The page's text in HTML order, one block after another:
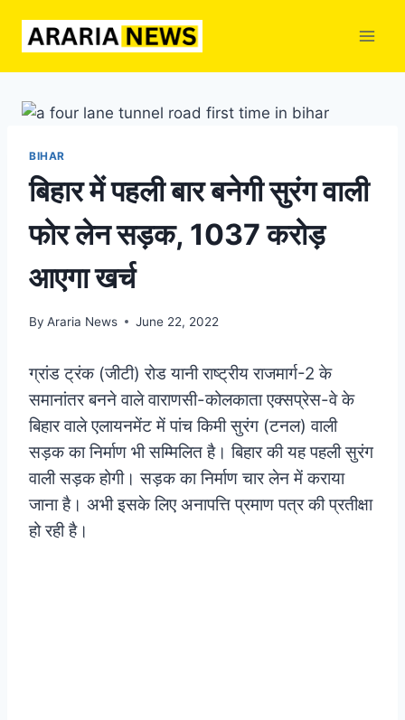
BIHAR
बिहार में पहली बार बनेगी सुरंग वाली
फोर लेन सड़क, 1037 करोड़
आएगा खर्च
By Araria News June 22, 2022
ग्रांड ट्रंक (जीटी) रोड यानी राष्ट्रीय राजमार्ग-2 के
समानांतर बनने वाले वाराणसी-कोलकाता एक्सप्रेस-वे के
बिहार वाले एलायनमेंट में पांच किमी सुरंग (टनल) वाली
सड़क का निर्माण भी सम्मिलित है। बिहार की यह पहली सुरंग
वाली सड़क होगी। सड़क का निर्माण चार लेन में कराया
जाना है। अभी इसके लिए अनापत्ति प्रमाण पत्र की प्रतीक्षा
हो रही है।